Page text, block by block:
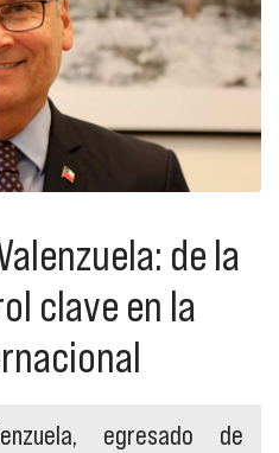
de la
clave en la
egresado de